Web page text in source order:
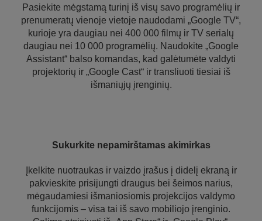
Pasiekite mėgstamą turinį iš visų savo programėlių ir
prenumeratų vienoje vietoje naudodami „Google TV“,
kurioje yra daugiau nei 400 000 filmų ir TV serialų
daugiau nei 10 000 programėlių. Naudokite „Google
Assistant“ balso komandas, kad galėtumėte valdyti
projektorių ir „Google Cast“ ir transliuoti tiesiai iš
išmaniųjų įrenginių.
Sukurkite nepamirštamas akimirkas
Įkelkite nuotraukas ir vaizdo įrašus į didelį ekraną ir
pakvieskite prisijungti draugus bei šeimos narius,
mėgaudamiesi išmaniosiomis projekcijos valdymo
funkcijomis – visa tai iš savo mobiliojo įrenginio.